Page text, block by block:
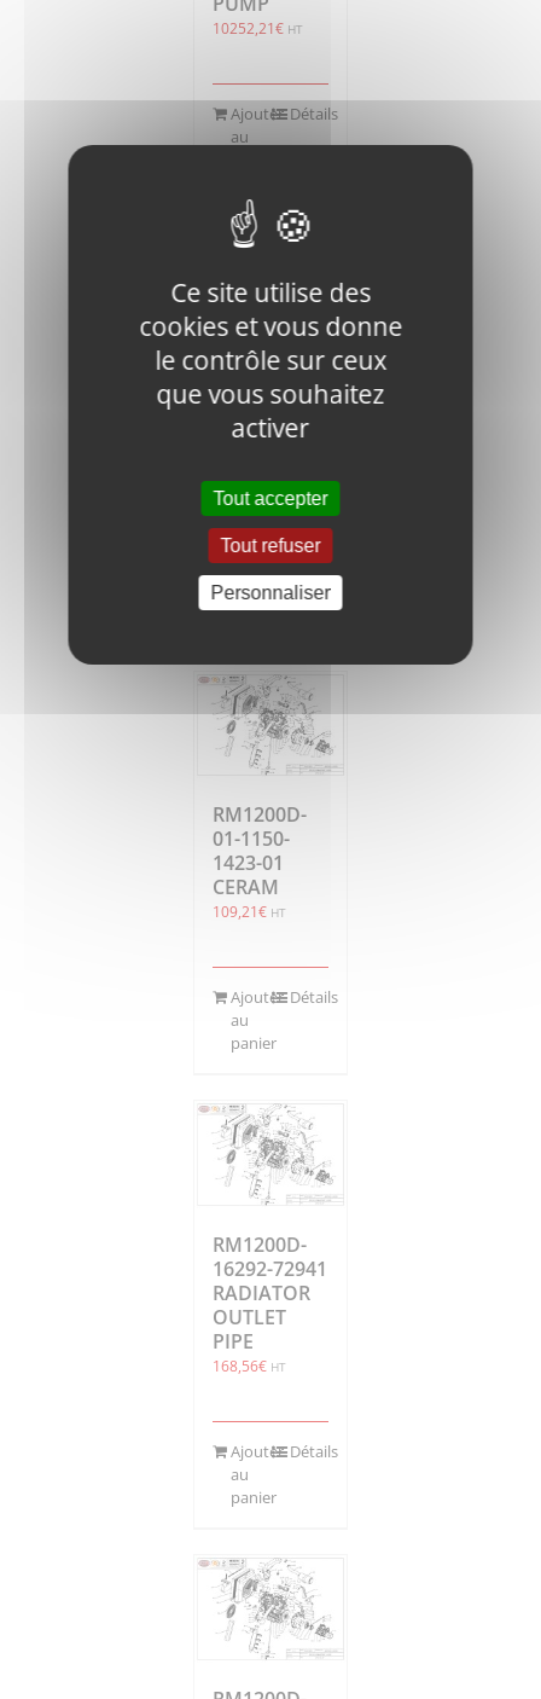
10252,21€ HT
Ajouter
au
Détails
RM1200D-
01-1191-
2558-00
ENGINE OIL
71,19€ HT
Ajouter
au
panier
Détails
RM1200D-
01-1150-
1423-01
CERAM
109,21€ HT
Ajouter
au
panier
Détails
RM1200D-
16292-72941
RADIATOR
OUTLET
PIPE
168,56€ HT
Ajouter
au
panier
Détails
Ce site utilise des
cookies et vous donne
le contrôle sur ceux
que vous souhaitez
activer
Tout accepter
Tout refuser
Personnaliser